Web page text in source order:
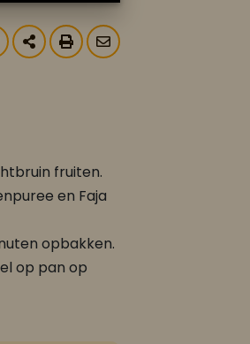
fruiten.
en Faja
opbakken.
op pan op